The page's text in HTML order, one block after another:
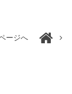
ージへ